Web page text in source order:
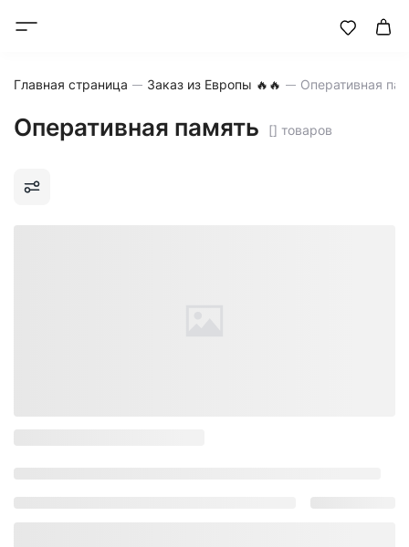
Главная страница Заказ из Европы 🔥🔥 Оперативная
Оперативная память [] товаров